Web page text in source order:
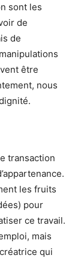
sont les
de
de
être
nous
transaction
les fruits
pour
ce travail.
mais
qui